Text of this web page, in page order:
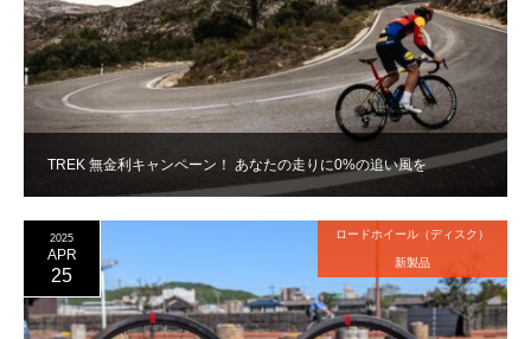
TREK 無金利キャンペーン！ あなたの走りに0%の追い風を
2025
APR
25
ロードホイール（ディスク）
新製品